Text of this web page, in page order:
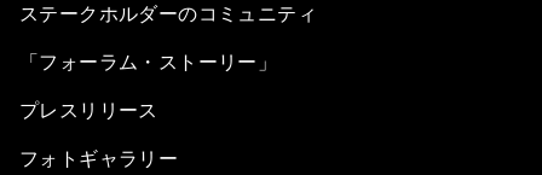
ステークホルダーのコミュニティ
「フォーラム・ストーリー」
プレスリリース
フォトギャラリー